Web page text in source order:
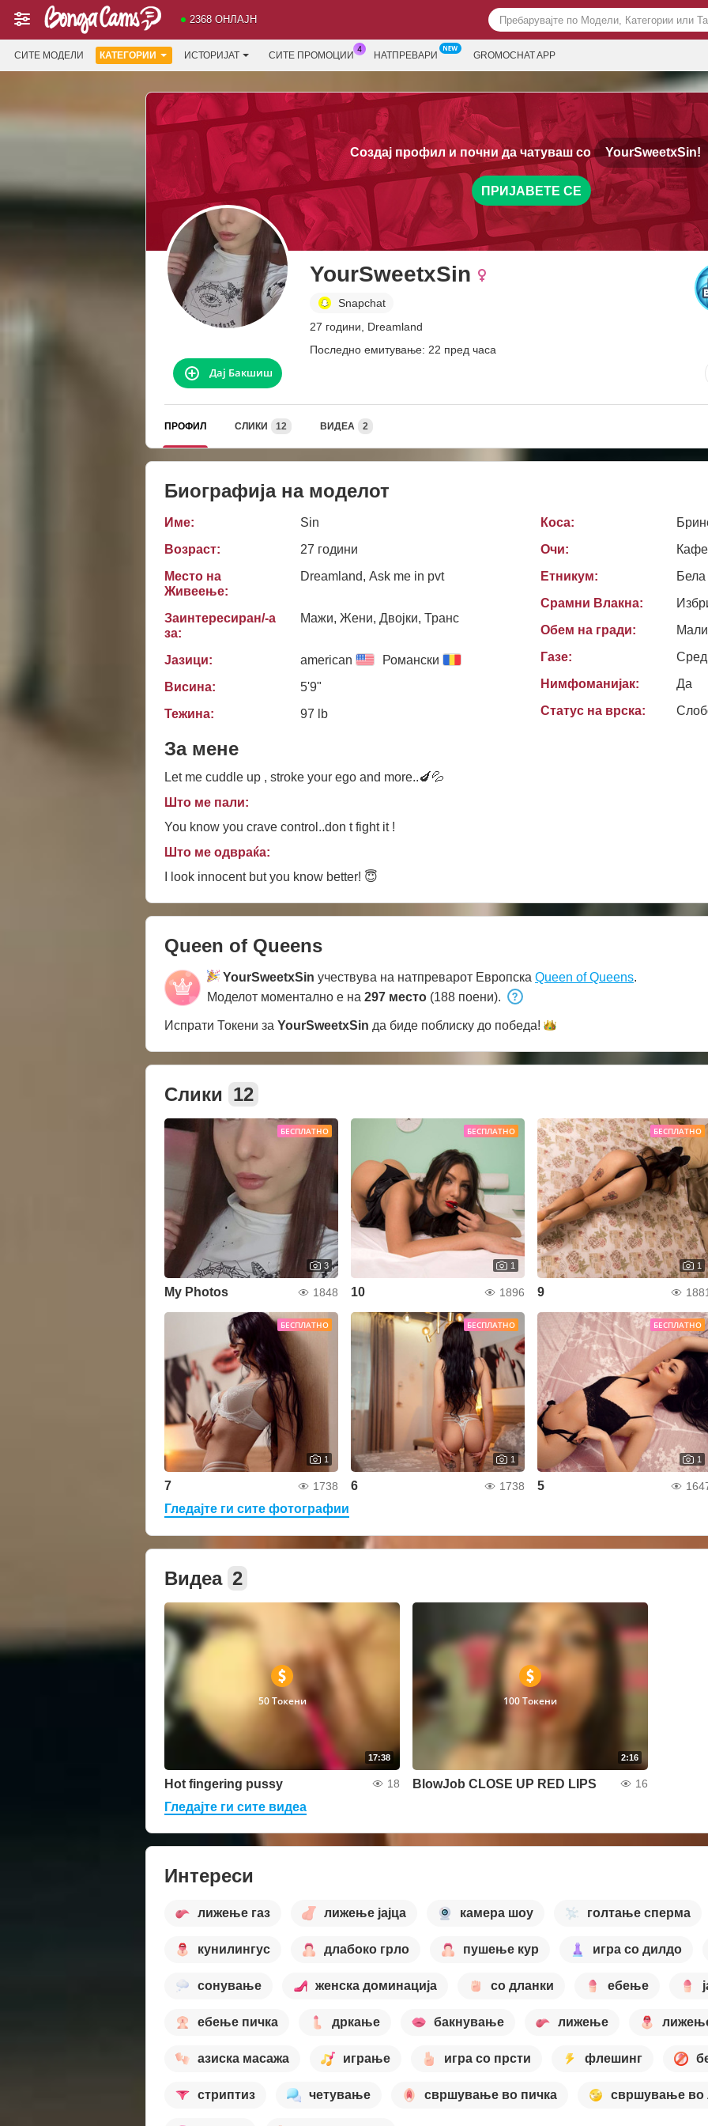
2368 ОНЛАЈН
СИТЕ МОДЕЛИ КАТЕГОРИИ ИСТОРИЈАТ СИТЕ ПРОМОЦИИ НАТПРЕВАРИ GROMOCHAT APP
Создај профил и почни да чатуваш со YourSweetxSin!
ПРИЈАВЕТЕ СЕ
YourSweetxSin
Snapchat
27 години, Dreamland
Последно емитување: 22 пред часа
Дај Бакшиш
ПРОФИЛ СЛИКИ 12 ВИДЕА 2
Биографија на моделот
Име:
Sin
Возраст:
27 години
Место на
Живеење:
Dreamland, Ask me in pvt
Заинтересиран/-а
за:
Мажи, Жени, Двојки, Транс
Јазици: american Романски
Висина:
5'9"
Тежина:
97 lb
Коса:
Очи:
Етникум:
Бела
Срамни Влакна:
Обем на гради:
Мали
Газе:
Нимфоманијак:
Да
Статус на врска:
За мене
Let me cuddle up , stroke your ego and more..🍆💦
Што ме пали:
You know you crave control..don t fight it !
Што ме одвраќа:
I look innocent but you know better! 😇
Queen of Queens
YourSweetxSin учествува на натпреварот Европска Queen of Queens.
Моделот моментално е на 297 место (188 поени).
Испрати Токени за YourSweetxSin да биде поблиску до победа!
Слики 12
БЕСПЛАТНО
3
My Photos 1848
БЕСПЛАТНО
1
10 1896
БЕСПЛАТНО
1
9
БЕСПЛАТНО
1
7 1738
БЕСПЛАТНО
1
6 1738
БЕСПЛАТНО
1
5
Гледајте ги сите фотографии
Видеа 2
17:38
50 Токени
Hot fingering pussy 18
2:16
100 Токени
BlowJob CLOSE UP RED LIPS 16
Гледајте ги сите видеа
Интереси
лижење газ лижење јајца камера шоу голтање сперма
кунилингус длабоко грло пушење кур игра со дилдо
сонување женска доминација со дланки ебење
ебење пичка дркање бакнување лижење
азиска масажа играње игра со прсти флешинг
стриптиз четување свршување во пичка свршување во